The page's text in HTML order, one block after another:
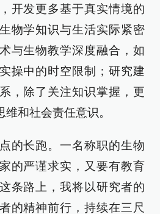
开发更多基于真实情境的
物学知识与生活实际紧密
与生物教学深度融合，如
操中的时空限制；研究建
，除了关注知识掌握，更
和社会责任意识。
的长跑。一名称职的生物
的严谨求实，又要有教育
条路上，我将以研究者的
的精神前行，持续在三尺